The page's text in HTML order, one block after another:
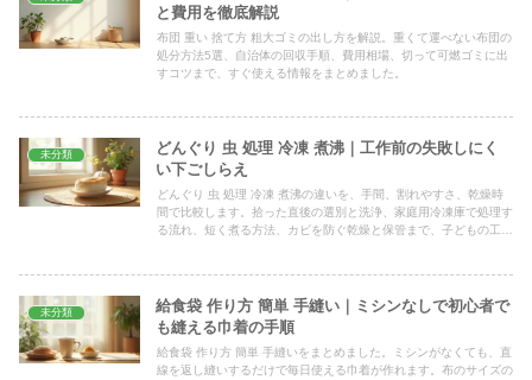
と費用を徹底解説
布団 重い 捨て方 粗大ゴミの出し方を解説。重くて運べない布団の
処分方法5選、自治体の回収手順、費用相場、切って可燃ゴミに出
すコツまで、すぐ使える情報をまとめました。
未分類
どんぐり 虫 処理 冷凍 煮沸｜工作前の失敗しにく
い下ごしらえ
どんぐり 虫 処理 冷凍 煮沸の違いを、手間、割れやすさ、乾燥時
間で比較します。拾った直後の選別と洗浄、家庭用冷凍庫で処理す
る流れ、短く煮る方法、カビを防ぐ乾燥と保管まで、子どもの工作
未分類
給食袋 作り方 簡単 手縫い｜ミシンなしで初心者で
も縫える巾着の手順
給食袋 作り方 簡単 手縫いをまとめました。ミシンがなくても、直
線を返し縫いするだけで毎日使える巾着が作れます。布のサイズの